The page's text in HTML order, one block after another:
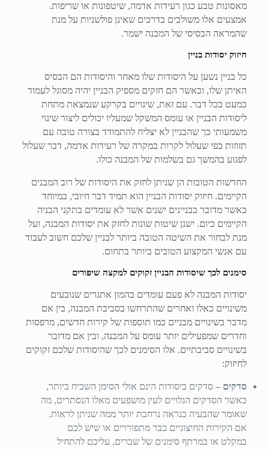
מאסונות טבע כגון רעידות אדמה, שיטפונות או שריפות.
אמצעים אלו משולבים בדרכים שאינן פולשניות על מנת
שהמראה הבסיסי של המבנה ישמר.
חיזוק יסודות בניין
כל בניין נשען על היסודות שלו מאחר והיסודות הם הבסיס
האיתן שלו, וכאשר הם חזקים מספיק הבניין יהיה מסוגל לעמוד
כמעט בכל דבר. עם זאת, שינויים בקרקע שנמצאת מתחת
ליסודות הבניין או עומס המשקל שמעליו יכולים ליצור שינוי
משמעותי כך שהבניין לא יצליח להתמודד בצורה טובה עם
תזוזות כפי שעלול לקרות במקרה של רעידות אדמה, דבר שעלול
לפגוע בהמשך גם בשלמות של המבנה כולו.
החדשות הטובות הן שניתן לחזק את היסודות של רוב המבנים
הקיימים. חיזוק יסודות הבניין הוא תמיד דבר חיובי, במיוחד
כאשר מדובר בבניינים ישנים אשר לא עומדים בתקני הבניה
הקיימים כיום. ישנן שיטות שונות לחזק את יסודות המבנה, ועל
מנת לבחור את השיטה הטובה ביותר לבניין שלכם חשוב לעבוד
עם אנשי המקצוע הטובים ביותר בתחום.
סימנים לכך שיסודות הבניין זקוקים למקצה שיפורים
יסודות המבנה לא פעם עומדים בהמון אתגרים שנובעים
משינויים כאלו ואחרים שהתרחשו בסביבת המבנה, בין אם
מדבר בשינויים מבניים כמו תוספות של קירות חדשים, מרפסות
וחדרים שמפעילים יותר עומס על המבנה, ובין אם מדובר
בשינויים סביבתיים. אלו הסימנים לכך שהיסודות שלכם זקוקים
לחיזוק:
סדקים –סדקים ביסודות הינם אולי הסימן השכיח ביותר,
כאשר הסדקים הגלויים לעין מושפעים מאלו הנסתרים, מה
שאומר שהבעיה כנראה נרחבת יותר ממה שניתן לראות.
אם הקירות החיצוניים כבר מתפוררים או שיש לכם
במקלט או במרתף סימנים של שברים, עליכם להתחיל